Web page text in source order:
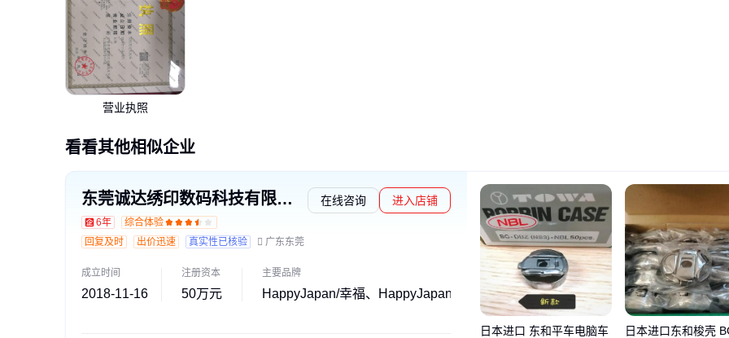
营业执照
看看其他相似企业
东莞诚达绣印数码科技有限公司
6年 综合体验
在线咨询 进入店铺
回复及时 出价迅速 真实性已核验 广东东莞
成立时间
2018-11-16
注册资本
50万元
主要品牌
HappyJapan/幸福、HappyJapan幸福牌、日本佐文、HappyJapan、东和
日本进口 东和平车电脑车
日本进口东和梭壳